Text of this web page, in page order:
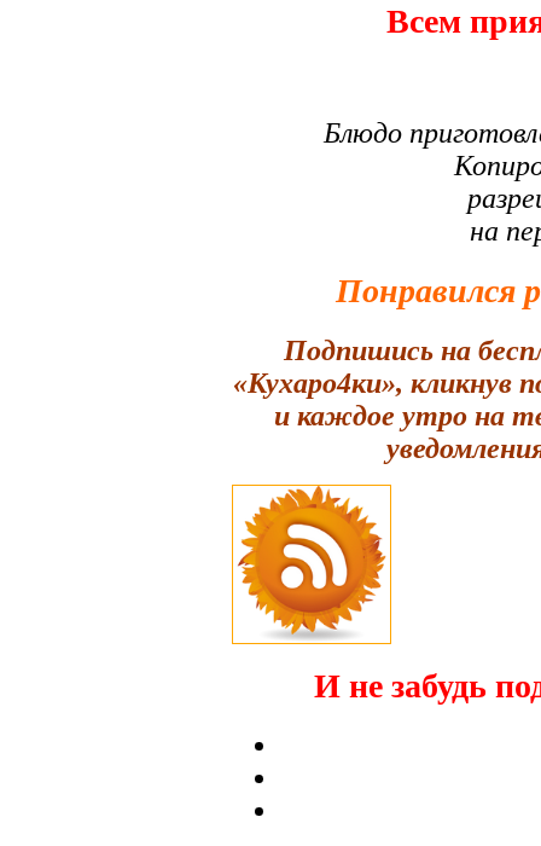
Всем
Блюдо
на
Понравился
Подпишись на
«Кухаро4ки», кликнув
и каждое утро на
И не забудь